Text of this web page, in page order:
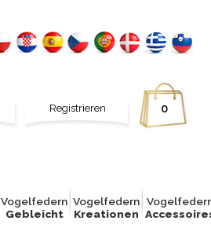
0
Registrieren
Vogelfedern
Gebleicht
Vogelfedern
Kreationen
Vogelfede